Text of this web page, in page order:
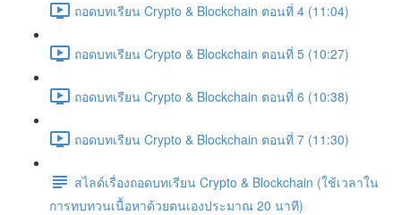
ถอดบทเรียน Crypto & Blockchain ตอนที่ 4 (11:04)
ถอดบทเรียน Crypto & Blockchain ตอนที่ 5 (10:27)
ถอดบทเรียน Crypto & Blockchain ตอนที่ 6 (10:38)
ถอดบทเรียน Crypto & Blockchain ตอนที่ 7 (11:30)
สไลด์เรื่องถอดบทเรียน Crypto & Blockchain (ใช้เวลาใน
การทบทวนเนื้อหาด้วยตนเองประมาณ 20 นาที)